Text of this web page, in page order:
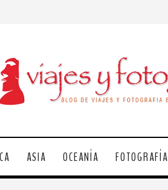
ASIA OCEANÍA FOTOGRAFÍA